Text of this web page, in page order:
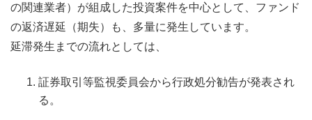
の関連業者）が組成した投資案件を中心として、ファンド
の返済遅延（期失）も、多量に発生しています。
延滞発生までの流れとしては、
証券取引等監視委員会から行政処分勧告が発表され
る。